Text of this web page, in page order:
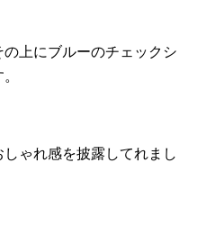
上にブルーのチェックシ
ゃれ感を披露してれまし